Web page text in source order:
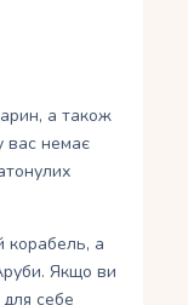
а також
вас немає
корабель, а
Якщо ви
себе